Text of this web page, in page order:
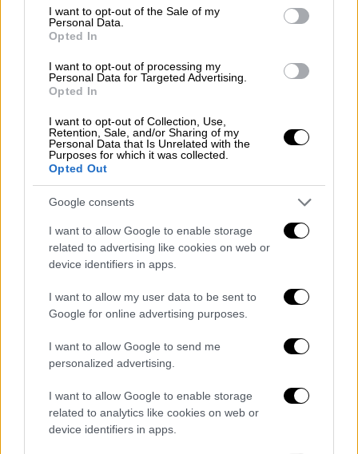
consent section.
I want to opt-out of the Sale of my
Personal Data.
Opted In
I want to opt-out of processing my
Personal Data for Targeted Advertising.
Opted In
I want to opt-out of Collection, Use,
Retention, Sale, and/or Sharing of my
Personal Data that Is Unrelated with the
Purposes for which it was collected.
Opted Out
Google consents
I want to allow Google to enable storage
related to advertising like cookies on web or
device identifiers in apps.
I want to allow my user data to be sent to
Google for online advertising purposes.
I want to allow Google to send me
personalized advertising.
I want to allow Google to enable storage
related to analytics like cookies on web or
device identifiers in apps.
υπονομευθεί από τα χρόνια της
καταπολέμησης του Covid
γιατροίκαι τανοσοκομείακατακλύστηκαν
το 2020 καθώς η ασθένεια σάρωσε την πόλη
Γουχάν στην αρχή της πανδημίας και οι
ζοφερές σκηνές εκείνων των πρώτων
ημερών θα μπορούσαν να επαναληφθούν αν ο
ιός ξεχυθεί σε έναν
πληθυσμό .